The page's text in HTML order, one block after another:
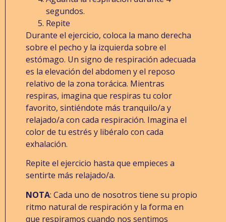
segundos.
Repite
Durante el ejercicio, coloca la mano derecha
sobre el pecho y la izquierda sobre el
estómago. Un signo de respiración adecuada
es la elevación del abdomen y el reposo
relativo de la zona torácica. Mientras
respiras, imagina que respiras tu color
favorito, sintiéndote más tranquilo/a y
relajado/a con cada respiración. Imagina el
color de tu estrés y libéralo con cada
exhalación.
Repite el ejercicio hasta que empieces a
sentirte más relajado/a.
NOTA: Cada uno de nosotros tiene su propio
ritmo natural de respiración y la forma en
que respiramos cuando nos sentimos